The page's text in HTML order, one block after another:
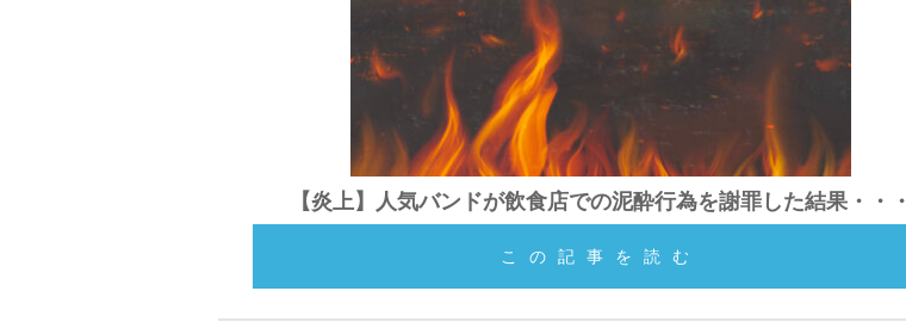
【炎上】人気バンドが飲食店での泥酔行為を謝罪した結果・・・
この記事を読む